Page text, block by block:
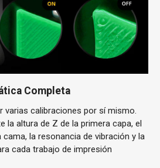
Completa
varias calibraciones por sí mismo.
la altura de Z de la primera capa, el
cama, la resonancia de vibración y la
cada trabajo de impresión